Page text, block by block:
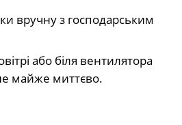
вручну з господарським
або біля вентилятора
майже миттєво.